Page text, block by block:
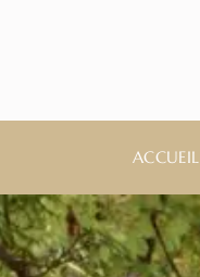
ACCUEIL